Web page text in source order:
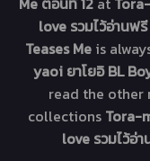
love รวมไว้อ่านฟรี
Teases Me is
yaoi ยาโยอิ BL
read the other
collections Tora-
love รวมไว้อ่